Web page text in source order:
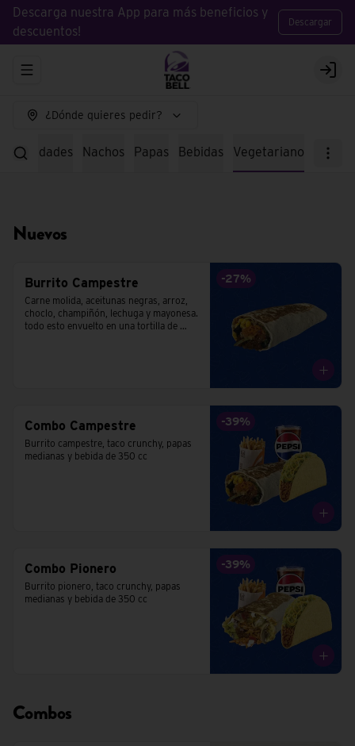
Descarga nuestra App para más beneficios y
descuentos!
Descargar
Abrir menu de navegación Login
¿Dónde quieres pedir?
Nachos Papas Bebidas Vegetariano
Nuevos
-27%
Burrito Campestre
Carne molida, aceitunas negras, arroz,
choclo, champiñón, lechuga y mayonesa.
todo esto envuelto en una tortilla de
-39%
Combo Campestre
Burrito campestre, taco crunchy, papas
medianas y bebida de 350 cc
-39%
Combo Pionero
Burrito pionero, taco crunchy, papas
medianas y bebida de 350 cc
Combos